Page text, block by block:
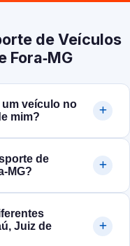
de Veículos
Fora‑MG
veículo no
mim?
de
Juiz de